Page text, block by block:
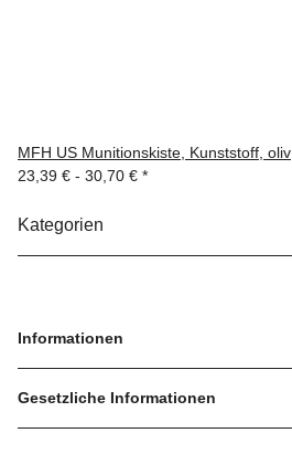
MFH US Munitionskiste, Kunststoff, oliv
23,39 € - 30,70 € *
Kategorien
Informationen
Gesetzliche Informationen